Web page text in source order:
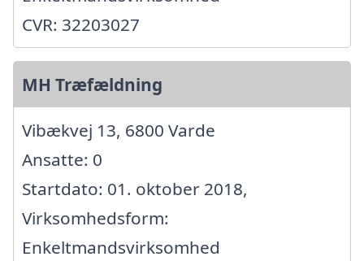
CVR: 32203027
MH Træfældning
Vibækvej 13, 6800 Varde
Ansatte: 0
Startdato: 01. oktober 2018,
Virksomhedsform:
Enkeltmandsvirksomhed